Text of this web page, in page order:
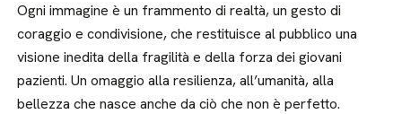
Ogni immagine è un frammento di realtà, un gesto di
coraggio e condivisione, che restituisce al pubblico una
visione inedita della fragilità e della forza dei giovani
pazienti. Un omaggio alla resilienza, all’umanità, alla
bellezza che nasce anche da ciò che non è perfetto.